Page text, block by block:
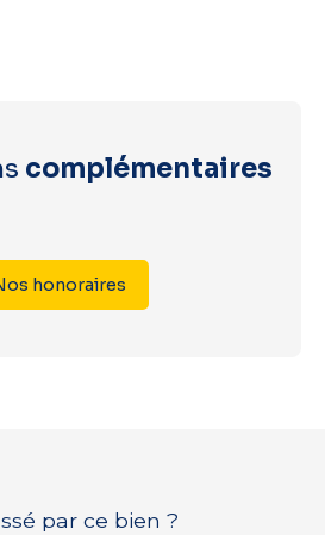
complémentaires
honoraires
par ce bien ?